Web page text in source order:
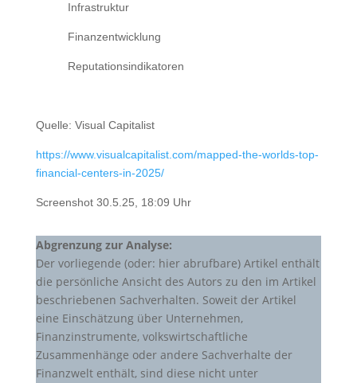
Infrastruktur
Finanzentwicklung
Reputationsindikatoren
Quelle: Visual Capitalist
https://www.visualcapitalist.com/mapped-the-worlds-top-
financial-centers-in-2025/
Screenshot 30.5.25, 18:09 Uhr
Abgrenzung zur Analyse:
Der vorliegende (oder: hier abrufbare) Artikel enthält
die persönliche Ansicht des Autors zu den im Artikel
beschriebenen Sachverhalten. Soweit der Artikel
eine Einschätzung über Unternehmen,
Finanzinstrumente, volkswirtschaftliche
Zusammenhänge oder andere Sachverhalte der
Finanzwelt enthält, sind diese nicht unter